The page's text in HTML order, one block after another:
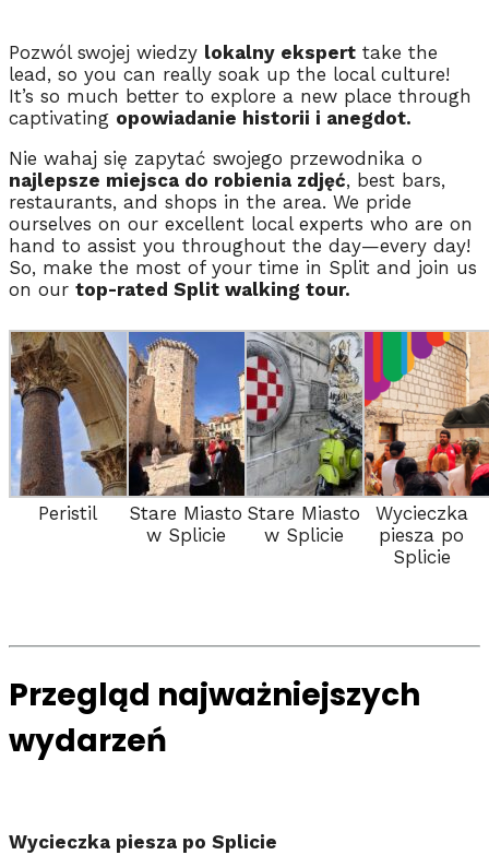
Pozwól swojej wiedzy lokalny ekspert take the
lead, so you can really soak up the local culture!
It’s so much better to explore a new place through
captivating opowiadanie historii i anegdot.
Nie wahaj się zapytać swojego przewodnika o
najlepsze miejsca do robienia zdjęć, best bars,
restaurants, and shops in the area. We pride
ourselves on our excellent local experts who are on
hand to assist you throughout the day—every day!
So, make the most of your time in Split and join us
on our top-rated Split walking tour.
Peristil
Stare Miasto
w Splicie
Stare Miasto
w Splicie
Wycieczka
piesza po
Splicie
Przegląd najważniejszych
wydarzeń
Wycieczka piesza po Splicie